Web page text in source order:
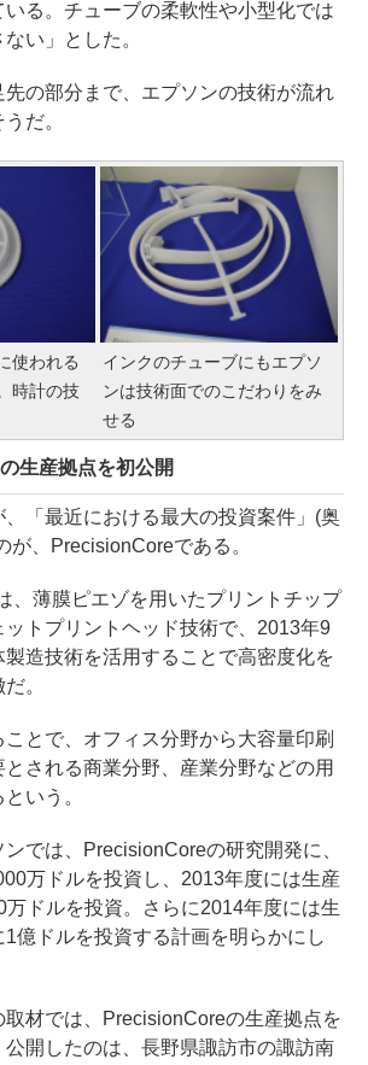
る。チューブの柔軟性や小型化では
い」とした。
の部分まで、エプソンの技術が流れ
だ。
使われる
時計の技
インクのチューブにもエプソ
ンは技術面でのこだわりをみ
せる
生産拠点を初公開
「最近における最大の投資案件」(奥
が、PrecisionCoreである。
薄膜ピエゾを用いたプリントチップ
ットプリントヘッド技術で、2013年9
製造技術を活用することで高密度化を
。
とで、オフィス分野から大容量印刷
される商業分野、産業分野などの用
いう。
では、PrecisionCoreの研究開発に、
万ドルを投資し、2013年度には生産
万ドルを投資。さらに2014年度には生
億ドルを投資する計画を明らかにし
材では、PrecisionCoreの生産拠点を
開したのは、長野県諏訪市の諏訪南